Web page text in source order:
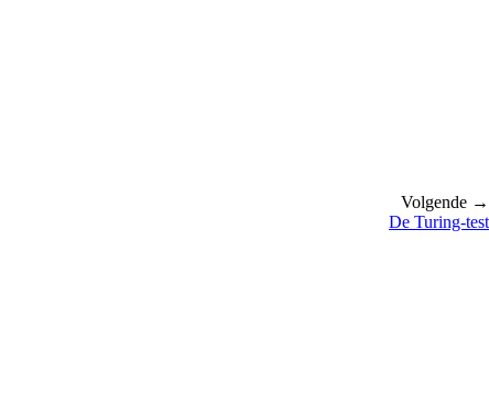
Volgende →
De Turing-test